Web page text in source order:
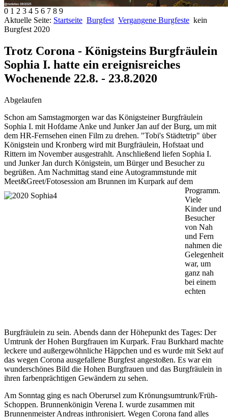
0 1 2 3 4 5 6 7 8 9
Aktuelle Seite: Startseite Burgfest Vergangene Burgfeste kein
Burgfest 2020
Trotz Corona - Königsteins Burgfräulein
Sophia I. hatte ein ereignisreiches
Wochenende 22.8. - 23.8.2020
Abgelaufen
Schon am Samstagmorgen war das Königsteiner Burgfräulein
Sophia I. mit Hofdame Anke und Junker Jan auf der Burg, um mit
dem HR-Fernsehen einen Film zu drehen. "Tobi's Städtetrip" über
Königstein und Kronberg wird mit Burgfräulein, Hofstaat und
Rittern im November ausgestrahlt. Anschließend liefen Sophia I.
und Junker Jan durch Königstein, um Bürger und Besucher zu
begrüßen. Am Nachmittag stand eine Autogrammstunde mit
Meet&Greet/Fotosession am Brunnen im Kurpark auf dem
Programm.
Viele
Kinder und
Besucher
von Nah
und Fern
nahmen die
Gelegenheit
war, um
ganz nah
bei einem
echten
Burgfräulein zu sein. Abends dann der Höhepunkt des Tages: Der
Umtrunk der Hohen Burgfrauen im Kurpark. Frau Burkhard machte
leckere und außergewöhnliche Häppchen und es wurde mit Sekt auf
das wegen Corona ausgefallene Burgfest angestoßen. Es war ein
wunderschönes Bild die Hohen Burgfrauen und das Burgfräulein in
ihren farbenprächtigen Gewändern zu sehen.
Am Sonntag ging es nach Oberursel zum Krönungsumtrunk/Früh-
Schoppen. Brunnenkönigin Verena I. wurde zusammen mit
Brunnenmeister Andreas inthronisiert. Wegen Corona fand alles